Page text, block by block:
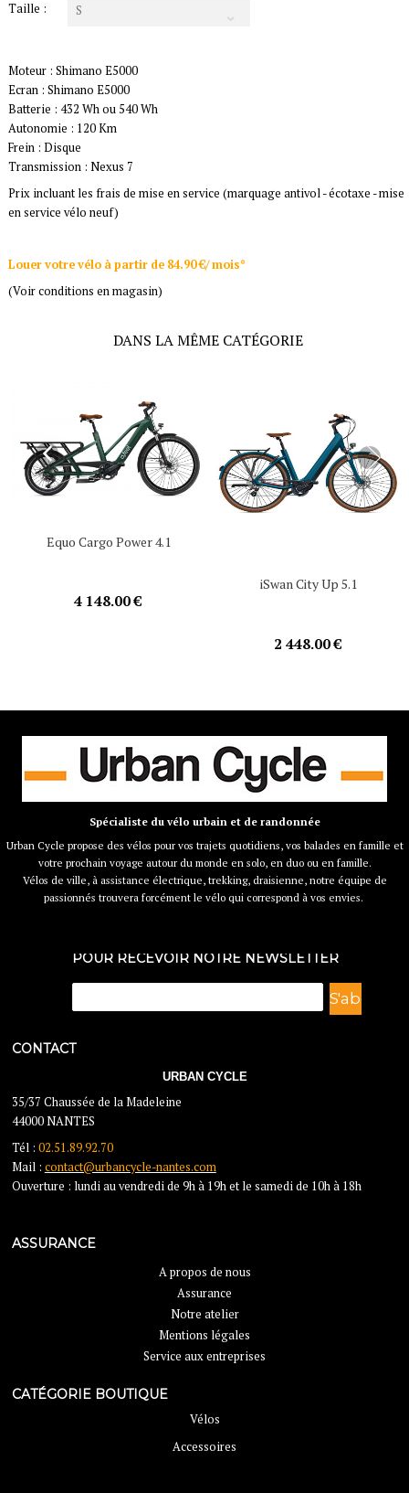
Taille : S
Moteur : Shimano E5000
Ecran : Shimano E5000
Batterie : 432 Wh ou 540 Wh
Autonomie : 120 Km
Frein : Disque
Transmission : Nexus 7
Prix incluant les frais de mise en service (marquage antivol - écotaxe - mise
en service vélo neuf)
Louer votre vélo à partir de 84.90 €/ mois*
(Voir conditions en magasin)
DANS LA MÊME CATÉGORIE
Equo Cargo Power 4.1
4 148.00 €
iSwan City Up 5.1
2 448.00 €
Spécialiste du vélo urbain et de randonnée
Urban Cycle propose des vélos pour vos trajets quotidiens, vos balades en famille et
votre prochain voyage autour du monde en solo, en duo ou en famille.
Vélos de ville, à assistance électrique, trekking, draisienne, notre équipe de
passionnés trouvera forcément le vélo qui correspond à vos envies.
POUR RECEVOIR NOTRE NEWSLETTER
CONTACT
URBAN CYCLE
35/37 Chaussée de la Madeleine
44000 NANTES
Tél : 02.51.89.92.70
Mail : contact@urbancycle-nantes.com
Ouverture : lundi au vendredi de 9h à 19h et le samedi de 10h à 18h
ASSURANCE
A propos de nous
Assurance
Notre atelier
Mentions légales
Service aux entreprises
CATÉGORIE BOUTIQUE
Vélos
Accessoires